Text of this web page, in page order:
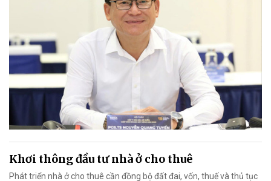
Khơi thông đầu tư nhà ở cho thuê
Phát triển nhà ở cho thuê cần đồng bộ đất đai, vốn, thuế và thủ tục